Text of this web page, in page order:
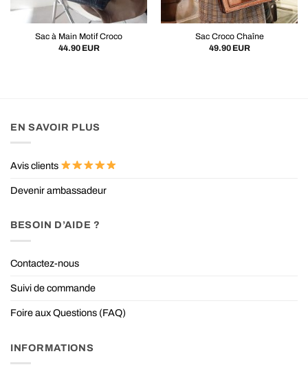
Sac à Main Motif Croco
44.90 EUR
Sac Croco Chaîne
49.90 EUR
EN SAVOIR PLUS
Avis clients
Devenir ambassadeur
BESOIN D’AIDE ?
Contactez-nous
Suivi de commande
Foire aux Questions (FAQ)
INFORMATIONS